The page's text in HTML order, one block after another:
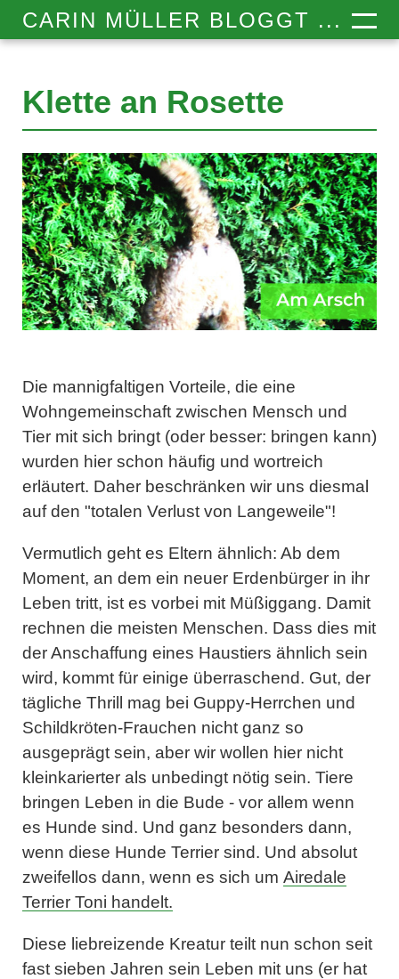
CARIN MÜLLER BLOGGT ...
Klette an Rosette
Die mannigfaltigen Vorteile, die eine
Wohngemeinschaft zwischen Mensch und
Tier mit sich bringt (oder besser: bringen kann)
wurden hier schon häufig und wortreich
erläutert. Daher beschränken wir uns diesmal
auf den "totalen Verlust von Langeweile"!
Vermutlich geht es Eltern ähnlich: Ab dem
Moment, an dem ein neuer Erdenbürger in ihr
Leben tritt, ist es vorbei mit Müßiggang. Damit
rechnen die meisten Menschen. Dass dies mit
der Anschaffung eines Haustiers ähnlich sein
wird, kommt für einige überraschend. Gut, der
tägliche Thrill mag bei Guppy-Herrchen und
Schildkröten-Frauchen nicht ganz so
ausgeprägt sein, aber wir wollen hier nicht
kleinkarierter als unbedingt nötig sein. Tiere
bringen Leben in die Bude - vor allem wenn
es Hunde sind. Und ganz besonders dann,
wenn diese Hunde Terrier sind. Und absolut
zweifellos dann, wenn es sich um Airedale
Terrier Toni handelt.
Diese liebreizende Kreatur teilt nun schon seit
fast sieben Jahren sein Leben mit uns (er hat